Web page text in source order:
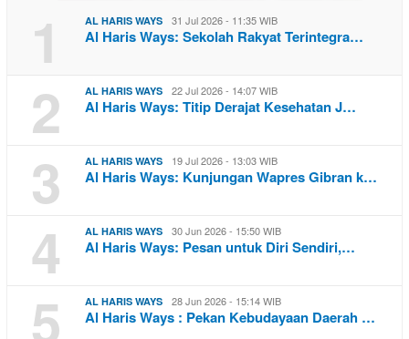
1 AL HARIS WAYS 31 Jul 2026 - 11:35 WIB
Al Haris Ways: Sekolah Rakyat Terintegra…
2 AL HARIS WAYS 22 Jul 2026 - 14:07 WIB
Al Haris Ways: Titip Derajat Kesehatan J…
3 AL HARIS WAYS 19 Jul 2026 - 13:03 WIB
Al Haris Ways: Kunjungan Wapres Gibran k…
4 AL HARIS WAYS 30 Jun 2026 - 15:50 WIB
Al Haris Ways: Pesan untuk Diri Sendiri,…
5 AL HARIS WAYS 28 Jun 2026 - 15:14 WIB
Al Haris Ways : Pekan Kebudayaan Daerah …